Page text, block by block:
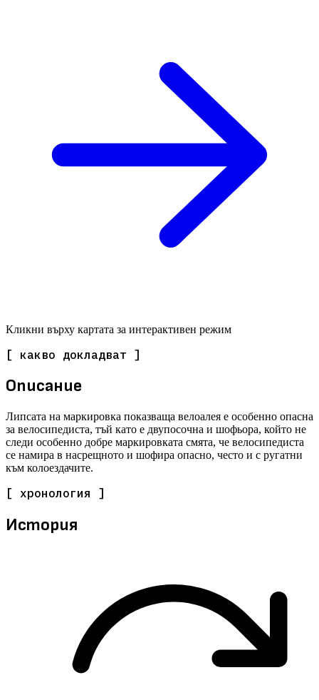
Кликни върху картата за интерактивен режим
[ какво докладват ]
Описание
Липсата на маркировка показваща велоалея е особенно опасна
за велосипедиста, тъй като е двупосочна и шофьора, който не
следи особенно добре маркировката смята, че велосипедиста
се намира в насрещното и шофира опасно, често и с ругатни
към колоездачите.
[ хронология ]
История